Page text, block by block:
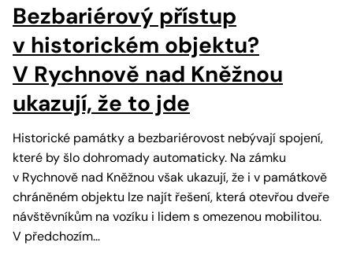
Bezbariérový přístup
v historickém objektu?
V Rychnově nad Kněžnou
ukazují, že to jde
Historické památky a bezbariérovost nebývají spojení,
které by šlo dohromady automaticky. Na zámku
v Rychnově nad Kněžnou však ukazují, že i v památkově
chráněném objektu lze najít řešení, která otevřou dveře
návštěvníkům na vozíku i lidem s omezenou mobilitou.
V předchozím…